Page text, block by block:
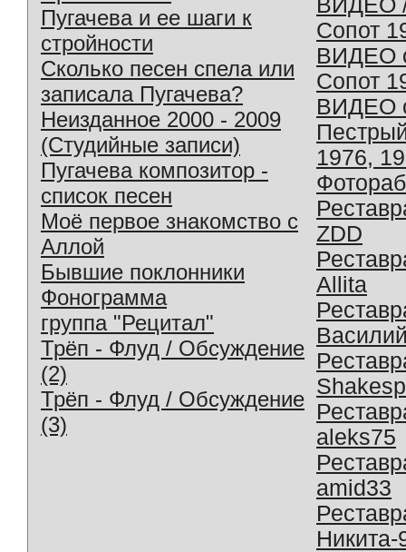
Пугачева и ее шаги к
стройности
Сколько песен спела или
записала Пугачева?
Неизданное 2000 - 2009
(Студийные записи)
Пугачева композитор -
список песен
Моё первое знакомство с
Аллой
Бывшие поклонники
Фонограмма
группа "Рецитал"
Трёп - Флуд / Обсуждение
(2)
Трёп - Флуд / Обсуждение
(3)
Сопот
ВИДЕО
Сопот
ВИДЕО
1976,
ZDD
Allita
aleks75
amid33
Никита-